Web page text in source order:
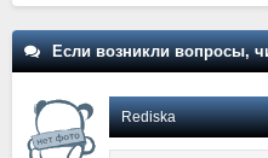
Если возникли вопросы,
Rediska